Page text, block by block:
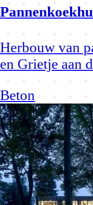
Herbouw van
en Grietje aan
Beton